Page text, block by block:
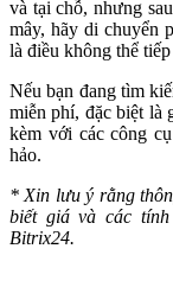
và tại chỗ, nhưng
mây, hãy di chuyển
là điều không thể
Nếu bạn đang tìm
miễn phí, đặc biệt là
kèm với các công
hảo.
* Xin lưu ý rằng
biết giá và các
Bitrix24.